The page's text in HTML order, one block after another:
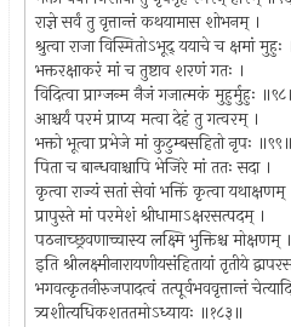
राज्ञे सर्वं तु वृत्तान्तं कथयामास शोभनम् ।
श्रुत्वा राजा विस्मितोऽभूद् ययाचे च क्षमां
भक्तरक्षाकरं मां च तुष्टाव शरणं गतः ।
विदित्वा प्राग्जन्म नैजं गजात्मकं मुहुर्मुहुः
आश्चर्यं परमं प्राप्य मत्वा देहं तु गत्वरम् ।
भक्तो भूत्वा प्रभेजे मां कुटुम्बसहितो नृपः ॥९९॥
पिता च बान्धवाश्चापि भेजिरे मां ततः सदा ।
कृत्वा राज्यं सतां सेवां भक्तिं कृत्वा
प्रापुस्ते मां परमेशं श्रीधामाऽक्षरसत्पदम् ।
पठनाच्छ्रवणाच्चास्य लक्ष्मि भुक्तिश्च
इति श्रीलक्ष्मीनारायणीयसंहितायां तृतीये
भगवत्कृतनीरुजपादत्वं तत्पूर्वभववृत्तान्तं
त्र्यशीत्यधिकशततमोऽध्यायः ॥१८३॥